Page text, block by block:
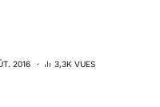
2016
3,3K VUES